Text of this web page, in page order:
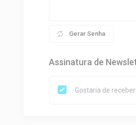
Gerar Senha
Assinatura de
Gostaria de